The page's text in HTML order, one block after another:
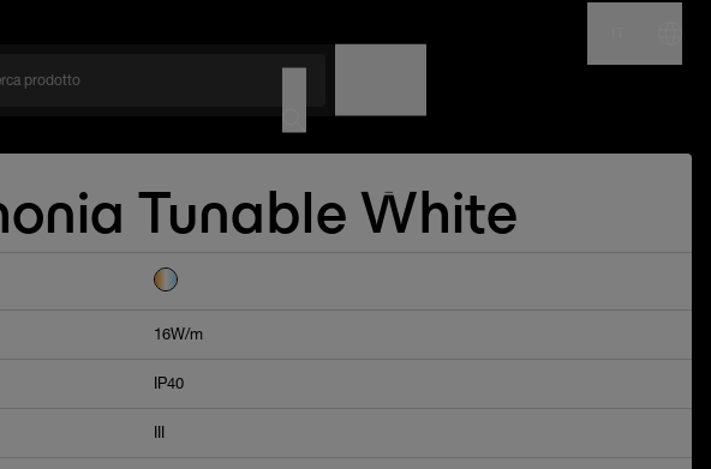
NOME
Tunable White
16W/m
IP40